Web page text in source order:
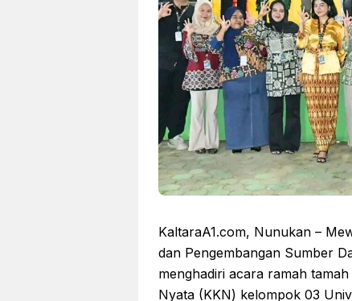
KaltaraA1.com, Nunukan –
dan Pengembangan Sumber
menghadiri acara ramah
Nyata (KKN) kelompok 03